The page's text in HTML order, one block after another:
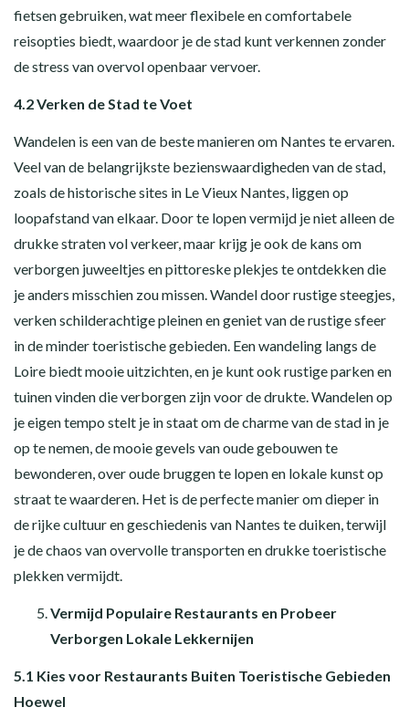
fietsen gebruiken, wat meer flexibele en comfortabele
reisopties biedt, waardoor je de stad kunt verkennen zonder
de stress van overvol openbaar vervoer.
4.2 Verken de Stad te Voet
Wandelen is een van de beste manieren om Nantes te ervaren.
Veel van de belangrijkste bezienswaardigheden van de stad,
zoals de historische sites in Le Vieux Nantes, liggen op
loopafstand van elkaar. Door te lopen vermijd je niet alleen de
drukke straten vol verkeer, maar krijg je ook de kans om
verborgen juweeltjes en pittoreske plekjes te ontdekken die
je anders misschien zou missen. Wandel door rustige steegjes,
verken schilderachtige pleinen en geniet van de rustige sfeer
in de minder toeristische gebieden. Een wandeling langs de
Loire biedt mooie uitzichten, en je kunt ook rustige parken en
tuinen vinden die verborgen zijn voor de drukte. Wandelen op
je eigen tempo stelt je in staat om de charme van de stad in je
op te nemen, de mooie gevels van oude gebouwen te
bewonderen, over oude bruggen te lopen en lokale kunst op
straat te waarderen. Het is de perfecte manier om dieper in
de rijke cultuur en geschiedenis van Nantes te duiken, terwijl
je de chaos van overvolle transporten en drukke toeristische
plekken vermijdt.
Vermijd Populaire Restaurants en Probeer
Verborgen Lokale Lekkernijen
5.1 Kies voor Restaurants Buiten Toeristische Gebieden
Hoewel